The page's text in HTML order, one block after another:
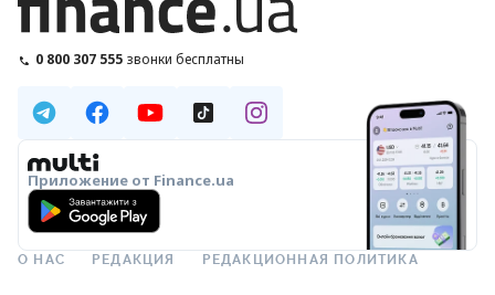
0 800 307 555 звонки бесплатны
Приложение от Finance.ua
О НАС РЕДАКЦИЯ РЕДАКЦИОННАЯ ПОЛИТИКА